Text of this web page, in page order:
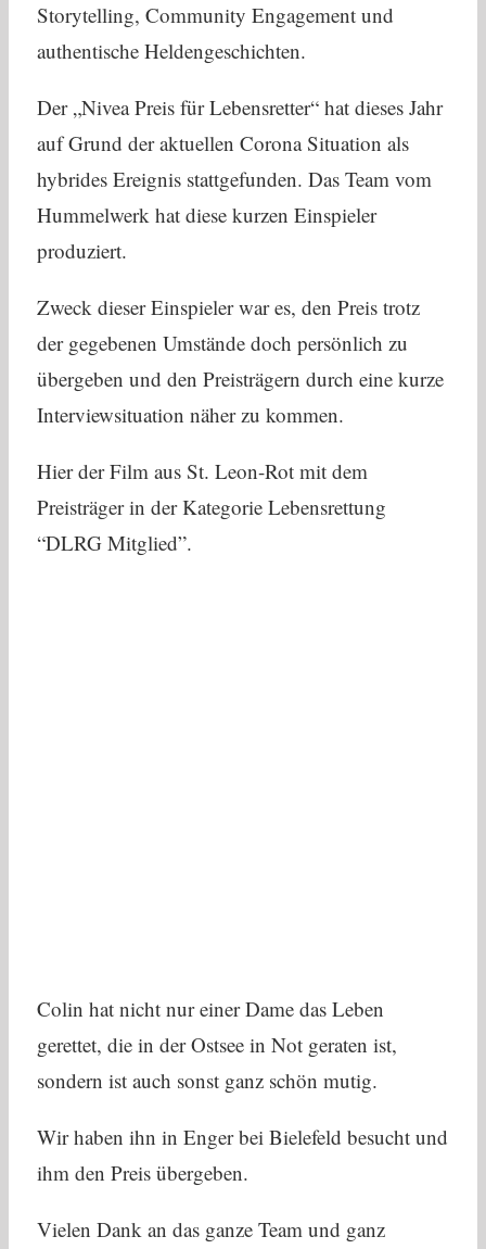
Storytelling, Community Engagement und
authentische Heldengeschichten.
Der „Nivea Preis für Lebensretter“ hat dieses Jahr
auf Grund der aktuellen Corona Situation als
hybrides Ereignis stattgefunden. Das Team vom
Hummelwerk hat diese kurzen Einspieler
produziert.
Zweck dieser Einspieler war es, den Preis trotz
der gegebenen Umstände doch persönlich zu
übergeben und den Preisträgern durch eine kurze
Interviewsituation näher zu kommen.
Hier der Film aus St. Leon-Rot mit dem
Preisträger in der Kategorie Lebensrettung
“DLRG Mitglied”.
Colin hat nicht nur einer Dame das Leben
gerettet, die in der Ostsee in Not geraten ist,
sondern ist auch sonst ganz schön mutig.
Wir haben ihn in Enger bei Bielefeld besucht und
ihm den Preis übergeben.
Vielen Dank an das ganze Team und ganz